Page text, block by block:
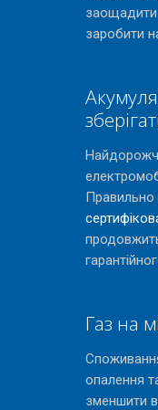
заощадити
заробити
Правильно
Газ на
опалення
зменшити